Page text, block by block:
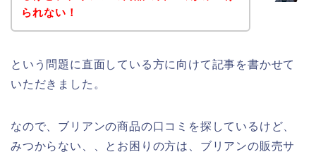
られない！
という問題に直面している方に向けて記事を書かせて
いただきました。
なので、ブリアンの商品の口コミを探しているけど、
みつからない、、とお困りの方は、ブリアンの販売サ